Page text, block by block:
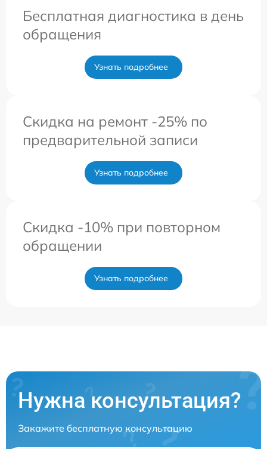
Бесплатная диагностика в день
обращения
Узнать подробнее
Скидка на ремонт -25% по
предварительной записи
Узнать подробнее
Скидка -10% при повторном
обращении
Узнать подробнее
Нужна консультация?
Закажите бесплатную консультацию